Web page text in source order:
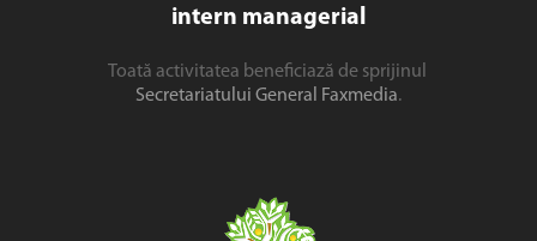
intern managerial
Toată activitatea beneficiază de sprijinul
Secretariatului General Faxmedia.